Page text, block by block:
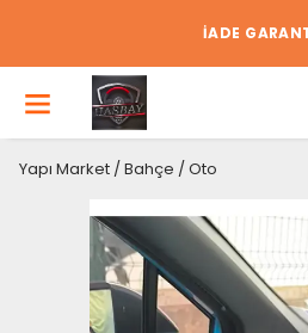
İADE
Yapı Market / Bahçe / Oto